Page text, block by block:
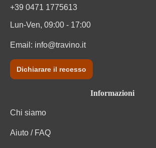
+39 0471 1775613
Lun-Ven, 09:00 - 17:00
Email: info@travino.it
Dichiarare il recesso
Informazioni
Chi siamo
Aiuto / FAQ